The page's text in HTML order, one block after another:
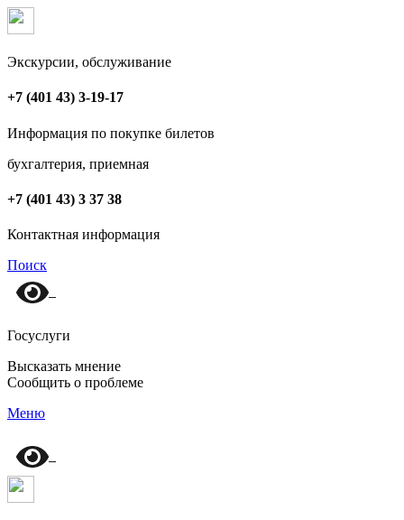
Экскурсии, обслуживание
+7 (401 43) 3-19-17
Информация по покупке билетов
бухгалтерия, приемная
+7 (401 43) 3 37 38
Контактная информация
Поиск
Госуслуги
Высказать мнение
Сообщить о проблеме
Меню